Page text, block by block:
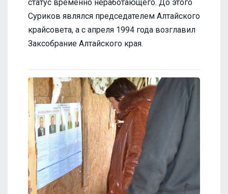
статус временно неработающего. До этого
Суриков являлся председателем Алтайского
крайсовета, а с апреля 1994 года возглавил
Заксобрание Алтайского края.